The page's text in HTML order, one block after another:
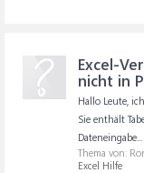
Excel-
nicht in
Hallo Leute,
Sie enthält
Dateneingabe...
Thema von:
Excel Hilfe